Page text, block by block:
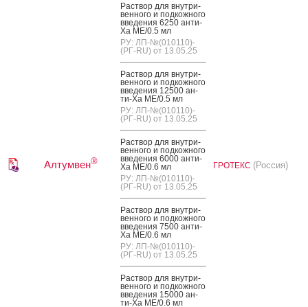
Алтумвен®
Рас­твор для внут­ри­
вен­но­го и под­кожно­го
вве­дения 6250 ан­ти-
Ха МЕ/0.5 мл
РУ: ЛП-№(010110)-
(РГ-RU) от 13.05.25
Рас­твор для внут­ри­
вен­но­го и под­кожно­го
вве­дения 12500 ан­
ти-Ха МЕ/0.5 мл
РУ: ЛП-№(010110)-
(РГ-RU) от 13.05.25
Рас­твор для внут­ри­
вен­но­го и под­кожно­го
вве­дения 6000 ан­ти-
Ха МЕ/0.6 мл
РУ: ЛП-№(010110)-
(РГ-RU) от 13.05.25
Рас­твор для внут­ри­
вен­но­го и под­кожно­го
вве­дения 7500 ан­ти-
Ха МЕ/0.6 мл
РУ: ЛП-№(010110)-
(РГ-RU) от 13.05.25
Рас­твор для внут­ри­
вен­но­го и под­кожно­го
вве­дения 15000 ан­
ти-Ха МЕ/0.6 мл
ГРОТЕКС (Россия)